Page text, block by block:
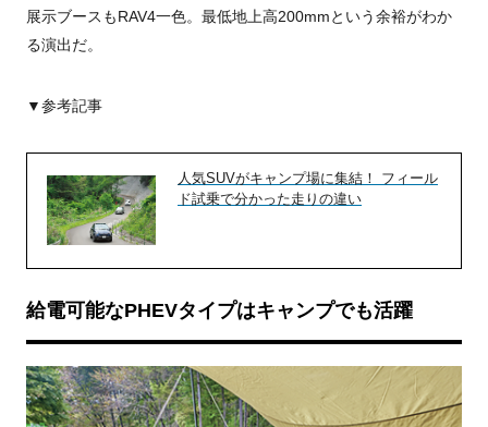
展示ブースもRAV4一色。最低地上高200mmという余裕がわか
る演出だ。
▼参考記事
人気SUVがキャンプ場に集結！ フィール
ド試乗で分かった走りの違い
給電可能なPHEVタイプはキャンプでも活躍